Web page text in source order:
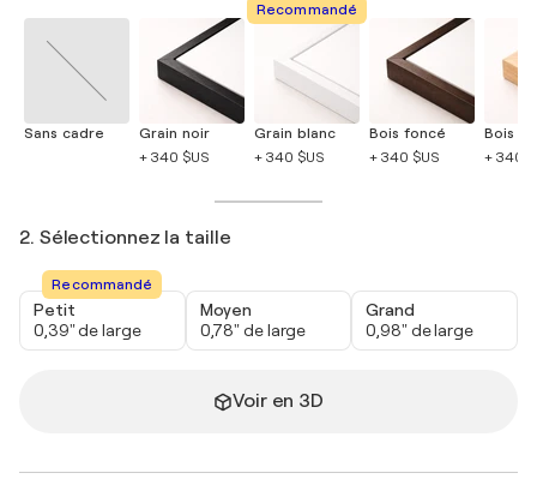
Sans cadre
Grain noir
+ 340 $US
Recommandé
Grain blanc
+ 340 $US
Bois foncé
+ 340 $US
Bois
+ 340
2. Sélectionnez la taille
Recommandé
Petit
0,39" de large
Moyen
0,78" de large
Grand
0,98" de large
Voir en 3D